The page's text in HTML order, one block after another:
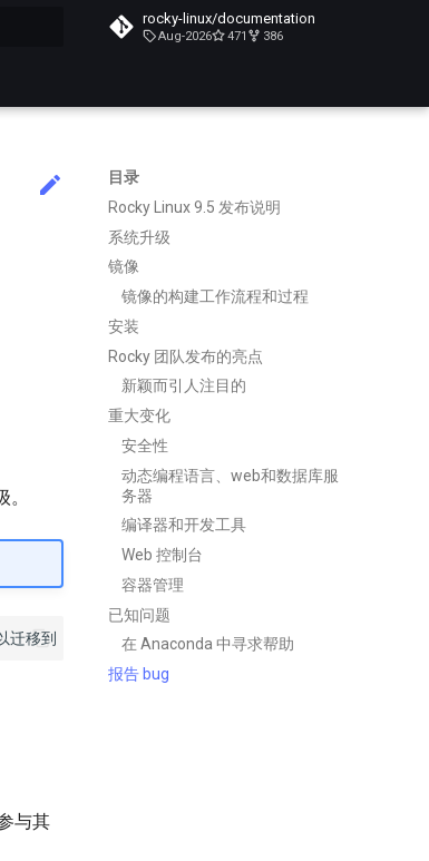
rocky-linux/documentation
Aug-2026 471 386
目录
Rocky Linux 9.5 发布说明
系统升级
镜像
镜像的构建工作流程和过程
安装
Rocky 团队发布的亮点
新颖而引人注目的
重大变化
安全性
动态编程语言、web和数据库服
务器
编译器和开发工具
Web 控制台
容器管理
已知问题
在 Anaconda 中寻求帮助
报告 bug
与其